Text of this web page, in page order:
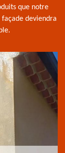
que notre
façade deviendra